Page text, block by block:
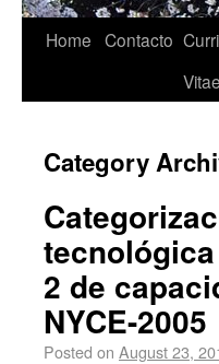
Home Contacto
Vitae
Category
2 de
NYCE-2005
Posted on August 23,